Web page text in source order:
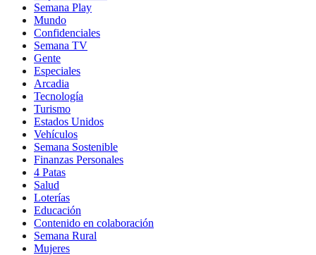
Semana Play
Mundo
Confidenciales
Semana TV
Gente
Especiales
Arcadia
Tecnología
Turismo
Estados Unidos
Vehículos
Semana Sostenible
Finanzas Personales
4 Patas
Salud
Loterías
Educación
Contenido en colaboración
Semana Rural
Mujeres